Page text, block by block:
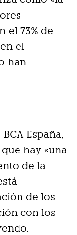
el 73% de
el
han
España,
hay «una
de la
de los
con los